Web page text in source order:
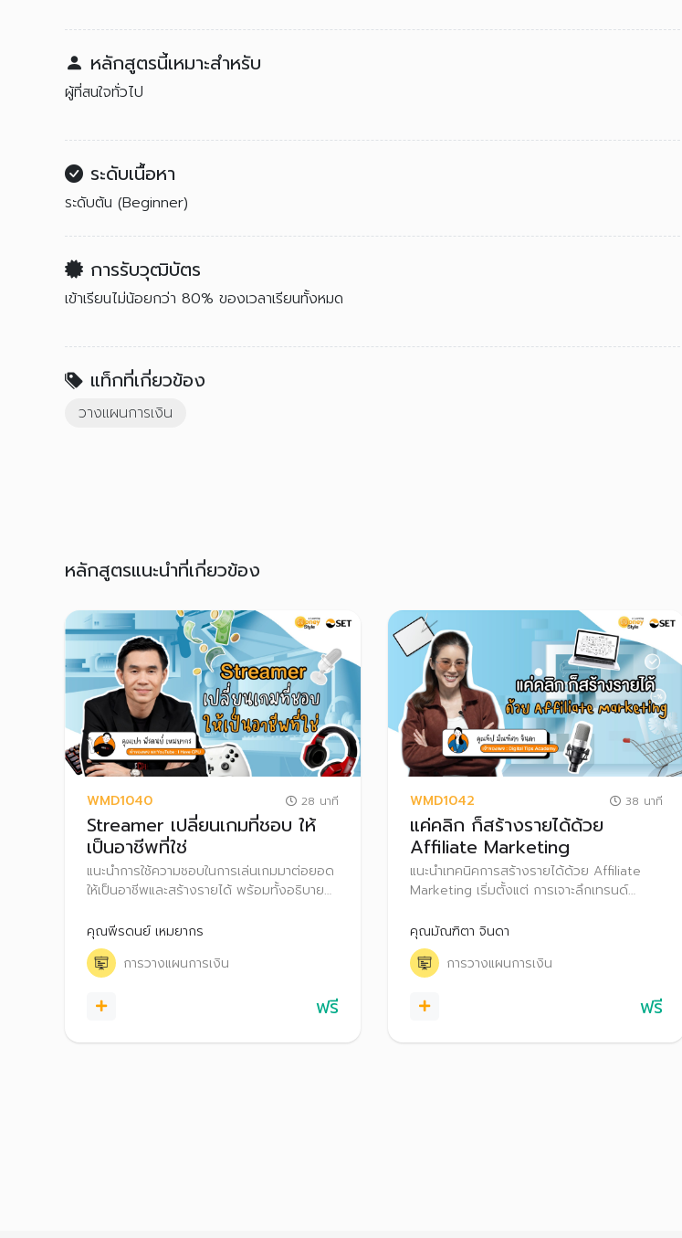
หลักสูตรนี้เหมาะสำหรับ
ผู้ที่สนใจทั่วไป
ระดับเนื้อหา
ระดับต้น (Beginner)
การรับวุฒิบัตร
เข้าเรียนไม่น้อยกว่า 80% ของเวลาเรียนทั้งหมด
แท็กที่เกี่ยวข้อง
วางแผนการเงิน
หลักสูตรแนะนำที่เกี่ยวข้อง
WMD1040 28 นาที
Streamer เปลี่ยนเกมที่ชอบ ให้
เป็นอาชีพที่ใช่
แนะนำการใช้ความชอบในการเล่นเกมมาต่อยอด
ให้เป็นอาชีพและสร้างรายได้ พร้อมทั้งอธิบาย
และการสร้างรายได้จากการเป็น Streamer
ผ่านช่องทางต่าง ๆ รวมถึงเทคนิคการวางแผน
ภาษีสำหรับฟรีแลนซ์ที่เป็น Streamer
คุณพีรดนย์ เหมยากร
การวางแผนการเงิน
ฟรี
WMD1042 38 นาที
แค่คลิก ก็สร้างรายได้ด้วย
Affiliate Marketing
แนะนำเทคนิคการสร้างรายได้ด้วย Affiliate
Marketing เริ่มตั้งแต่ การเจาะลึกเทรนด์
Marketing พร้อมทั้งแชร์ประสบการณ์เกี่ยวกับ
การทำ Affiliate Marketing อย่างไรให้ประสบ
ความสำเร็จ รวมถึงเทคนิคการสร้าง Passive
คุณมัณฑิตา จินดา
การวางแผนการเงิน
ฟรี